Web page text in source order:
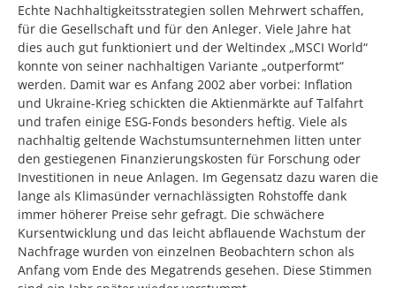
Echte Nachhaltigkeitsstrategien sollen Mehrwert schaffen,
für die Gesellschaft und für den Anleger. Viele Jahre hat
dies auch gut funktioniert und der Weltindex „MSCI World“
konnte von seiner nachhaltigen Variante „outperformt“
werden. Damit war es Anfang 2002 aber vorbei: Inflation
und Ukraine-Krieg schickten die Aktienmärkte auf Talfahrt
und trafen einige ESG-Fonds besonders heftig. Viele als
nachhaltig geltende Wachstumsunternehmen litten unter
den gestiegenen Finanzierungskosten für Forschung oder
Investitionen in neue Anlagen. Im Gegensatz dazu waren die
lange als Klimasünder vernachlässigten Rohstoffe dank
immer höherer Preise sehr gefragt. Die schwächere
Kursentwicklung und das leicht abflauende Wachstum der
Nachfrage wurden von einzelnen Beobachtern schon als
Anfang vom Ende des Megatrends gesehen. Diese Stimmen